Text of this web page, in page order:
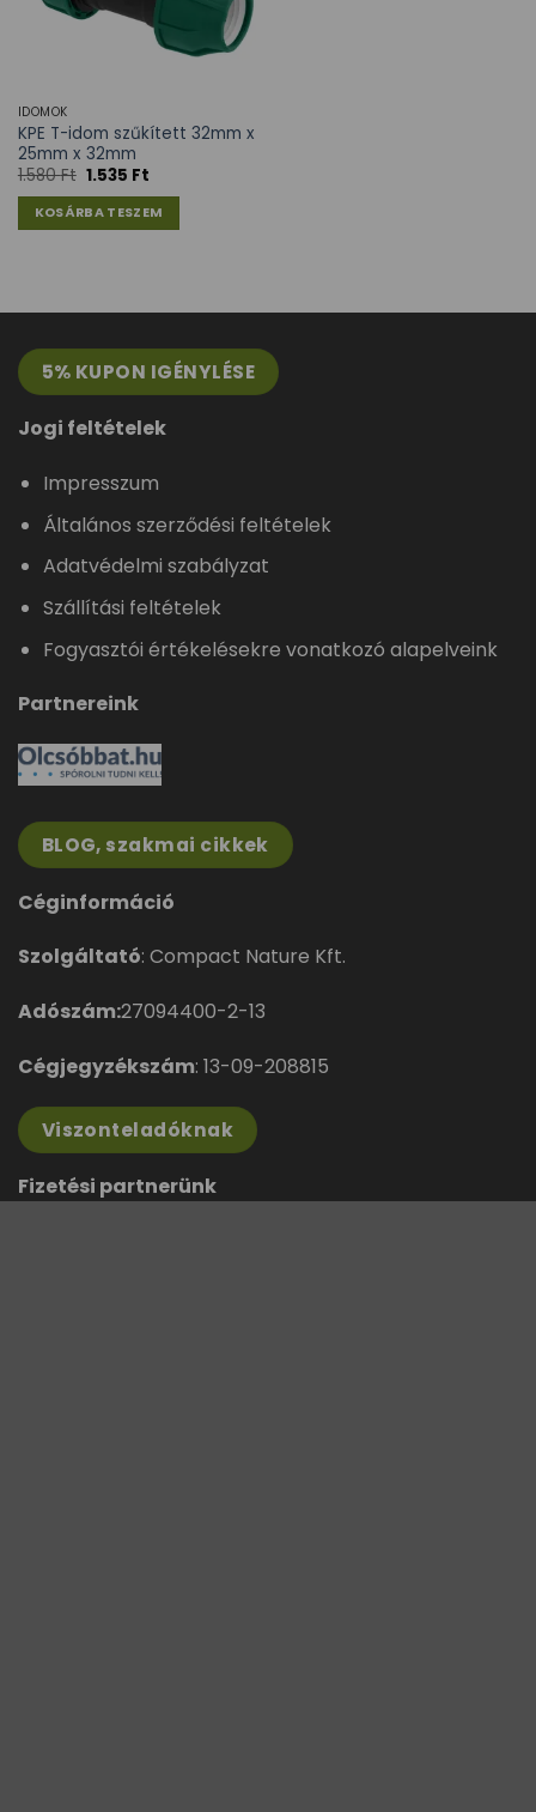
IDOMOK
KPE T-idom szűkített 32mm x
25mm x 32mm
1.580Ft 1.535 Ft
KOSÁRBA TESZEM
5% KUPON IGÉNYLÉSE
Jogi feltételek
Impresszum
Általános szerződési feltételek
Adatvédelmi szabályzat
Szállítási feltételek
Fogyasztói értékelésekre vonatkozó alapelveink
Partnereink
BLOG, szakmai cikkek
Céginformáció
Szolgáltató: Compact Nature Kft.
Adószám:27094400-2-13
Cégjegyzékszám: 13-09-208815
Viszonteladóknak
Fizetési partnerünk